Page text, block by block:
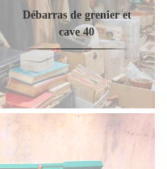
Débarras de grenier et
cave 40